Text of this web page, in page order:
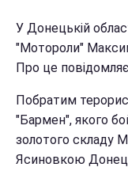
У Донецькій
"Мотороли"
Про це
Побратим
"Бармен", якого
золотого складу
Ясиновкою